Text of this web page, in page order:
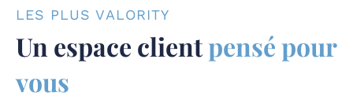
LES PLUS VALORITY
Un espace clientpensé pour
vous